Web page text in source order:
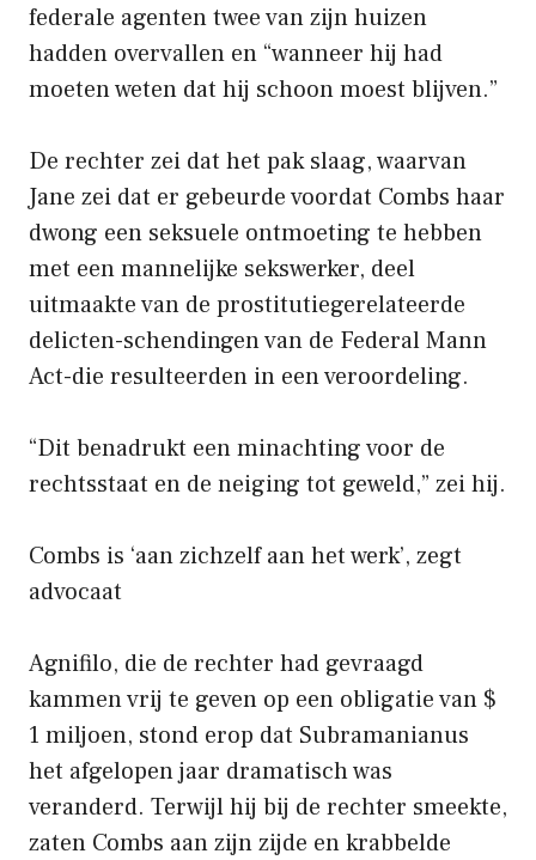
federale agenten twee van zijn huizen
hadden overvallen en “wanneer hij had
moeten weten dat hij schoon moest blijven.”
De rechter zei dat het pak slaag, waarvan
Jane zei dat er gebeurde voordat Combs haar
dwong een seksuele ontmoeting te hebben
met een mannelijke sekswerker, deel
uitmaakte van de prostitutiegerelateerde
delicten-schendingen van de Federal Mann
Act-die resulteerden in een veroordeling.
“Dit benadrukt een minachting voor de
rechtsstaat en de neiging tot geweld,” zei hij.
Combs is ‘aan zichzelf aan het werk’, zegt
advocaat
Agnifilo, die de rechter had gevraagd
kammen vrij te geven op een obligatie van $
1 miljoen, stond erop dat Subramanianus
het afgelopen jaar dramatisch was
veranderd. Terwijl hij bij de rechter smeekte,
zaten Combs aan zijn zijde en krabbelde